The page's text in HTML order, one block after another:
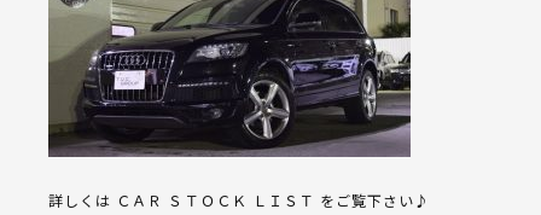
詳しくは ＣＡＲ ＳＴＯＣＫ ＬＩＳＴ をご覧下さい♪